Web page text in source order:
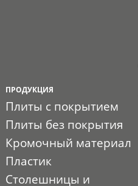
ПРОДУКЦИЯ
Плиты с покрытием
Плиты без покрытия
Кромочный материал
Пластик
Столешницы и